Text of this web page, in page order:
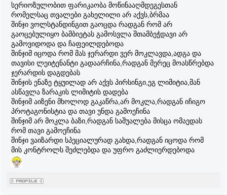
სერიოზულობით ფარიკაობა მოწინააღმდეგესთან
რომელსაც თვალები გახელილი არ აქვს,ბრმაა
შინჯი ვოლსტანდინგით გაოცდა რადგან რომ არ
გაოცებულიყო ბამბიეტას გამოსვლა შთამბეჭდავი არ
გამოვიდოდა და ჩაფეილდებოდა
შინჯიმ იცოდა რომ მას ჯერარდი ვერ მოკლავდა,ადგა და
თავისი ლეიტენანტი გადაარჩინა,რადგან მერეც მოასწრებდა
ჯერარდის დაგდებას
შინჯის ენაზე ტყუილად არ აქვს პირსინგი,ეგ ლიმიტია,მან
ასწავლა ზარაკის ლიმიტის დადება
შინჯიმ აიზენი მხოლოდ გაკაწრა,არ მოკლა,რადგან იჩიგო
პროტაგონისტია და თავი უნდა გამოეჩინა
შინჯიმ არ მოკლა ბაზი,რადგან საშუალება მისცა ომაედას
რომ თავი გამოეჩინა
შინჯი ვაიზარდი სპეციალურად გახდა,რადგან იცოდა რომ
მის კონტროლს შეძლებდა და უფრო გაძლიერდებოდა